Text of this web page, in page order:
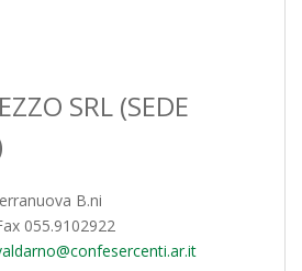
SRL (SEDE
B.ni
055.9102922